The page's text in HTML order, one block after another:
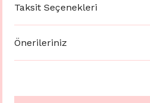
Taksit Seçenekleri
Önerileriniz